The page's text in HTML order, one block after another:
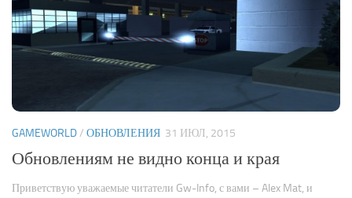
Обновления
Клиент
О проекте
GAMEWORLD/ ОБНОВЛЕНИЯ 31 ИЮЛ, 2015
Обновлениям не видно конца и края
Приветствую уважаемые читатели Gw-Info, с вами – Alex Mat, и